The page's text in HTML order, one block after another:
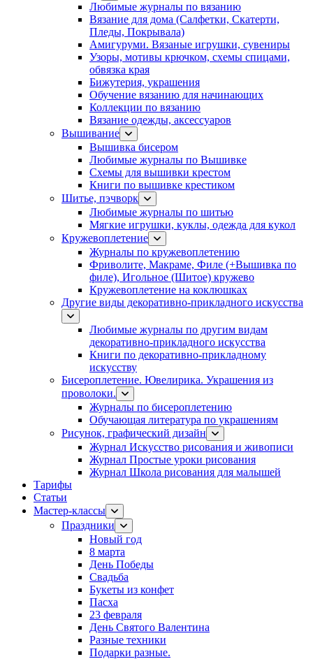
Любимые журналы по вязанию
Вязание для дома (Салфетки, Скатерти,
Пледы, Покрывала)
Амигуруми. Вязаные игрушки, сувениры
Узоры, мотивы крючком, схемы спицами,
обвязка края
Бижутерия, украшения
Обучение вязанию для начинающих
Коллекции по вязанию
Вязание одежды, аксессуаров
Вышивание
Вышивка бисером
Любимые журналы по Вышивке
Схемы для вышивки крестом
Книги по вышивке крестиком
Шитье, пэчворк
Любимые журналы по шитью
Мягкие игрушки, куклы, одежда для кукол
Кружевоплетение
Журналы по кружевоплетению
Фриволите, Макраме, Филе (+Вышивка по
филе), Игольное (Шитое) кружево
Кружевоплетение на коклюшках
Другие виды декоративно-прикладного искусства
Любимые журналы по другим видам
декоративно-прикладного искусства
Книги по декоративно-прикладному
искусству
Бисероплетение. Ювелирика. Украшения из
проволоки.
Журналы по бисероплетению
Обучающая литература по украшениям
Рисунок, графический дизайн
Журнал Искусство рисования и живописи
Журнал Простые уроки рисования
Журнал Школа рисования для малышей
Тарифы
Статьи
Мастер-классы
Праздники
Новый год
8 марта
День Победы
Свадьба
Букеты из конфет
Пасха
23 февраля
День Святого Валентина
Разные техники
Подарки разные.